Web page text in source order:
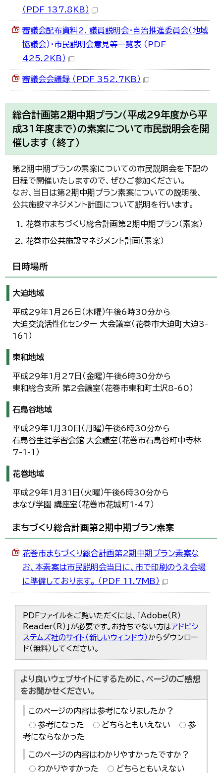
（PDF 137.8KB）
審議会配布資料2. 議員説明会・自治推進委員会（地域
協議会）・市民説明会意見等一覧表 （PDF
425.2KB）
審議会会議録 （PDF 352.7KB）
総合計画第2期中期プラン（平成29年度から平
成31年度まで）の素案について市民説明会を開
催します （終了）
第2期中期プランの素案についての市民説明会を下記の
日程で開催いたしますので、ぜひご参加ください。
なお、当日は第2期中期プラン素案についての説明後、
公共施設マネジメント計画について説明を行います。
花巻市まちづくり総合計画第2期中期プラン（素案）
花巻市公共施設マネジメント計画（素案）
日時場所
大迫地域
平成29年1月26日（木曜）午後6時30分から
大迫交流活性化センター 大会議室（花巻市大迫町大迫3-
161）
東和地域
平成29年1月27日（金曜）午後6時30分から
東和総合支所 第2会議室（花巻市東和町土沢8-60）
石鳥谷地域
平成29年1月30日（月曜）午後6時30分から
石鳥谷生涯学習会館 大会議室（花巻市石鳥谷町中寺林
7-1-1）
花巻地域
平成29年1月31日（火曜）午後6時30分から
まなび学園 講座室（花巻市花城町1-47）
まちづくり総合計画第2期中期プラン素案
花巻市まちづくり総合計画第2期中期プラン素案な
お、本素案は市民説明会当日に、市で印刷のうえ会場
に準備しております。 （PDF 11.7MB）
PDFファイルをご覧いただくには、「Adobe（R）
Reader（R）」が必要です。お持ちでない方はアドビシ
ステムズ社のサイト（新しいウィンドウ） からダウンロー
ド（無料）してください。
より良いウェブサイトにするために、ページのご感想
をお聞かせください。
このページの内容は参考になりましたか？
参考になった
どちらともいえない
参
考にならなかった
このページの内容はわかりやすかったですか？
わかりやすかった
どちらともいえない